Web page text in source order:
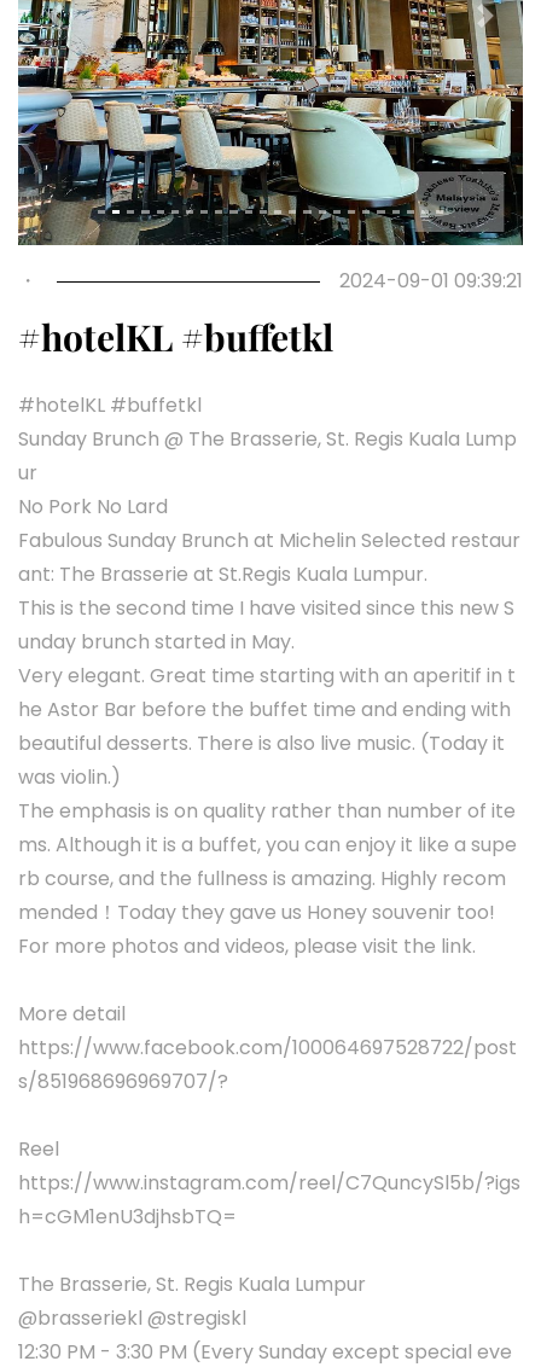
Previous Next
・ 2024-09-01 09:39:21
#hotelKL #buffetkl
#hotelKL #buffetkl
Sunday Brunch @ The Brasserie, St. Regis Kuala Lump
ur
No Pork No Lard
Fabulous Sunday Brunch at Michelin Selected restaur
ant: The Brasserie at St.Regis Kuala Lumpur.
This is the second time I have visited since this new S
unday brunch started in May.
Very elegant. Great time starting with an aperitif in t
he Astor Bar before the buffet time and ending with
beautiful desserts. There is also live music. (Today it
was violin.)
The emphasis is on quality rather than number of ite
ms. Although it is a buffet, you can enjoy it like a supe
rb course, and the fullness is amazing. Highly recom
mended！Today they gave us Honey souvenir too!
For more photos and videos, please visit the link.
More detail
https://www.facebook.com/100064697528722/post
s/851968696969707/?
Reel
https://www.instagram.com/reel/C7QuncySl5b/?igs
h=cGM1enU3djhsbTQ=
The Brasserie, St. Regis Kuala Lumpur
@brasseriekl @stregiskl
12:30 PM - 3:30 PM (Every Sunday except special eve